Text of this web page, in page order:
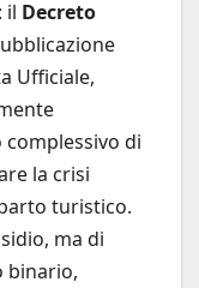
il Decreto
Ufficiale,
di
la crisi
turistico.
ma di
binario,